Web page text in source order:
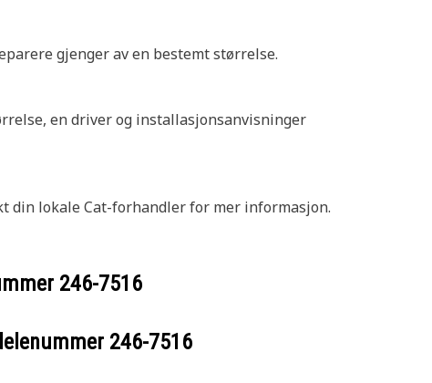
gjenger av en bestemt størrelse.
en driver og installasjonsanvisninger
din lokale Cat-forhandler for mer informasjon.
246-7516
246-7516